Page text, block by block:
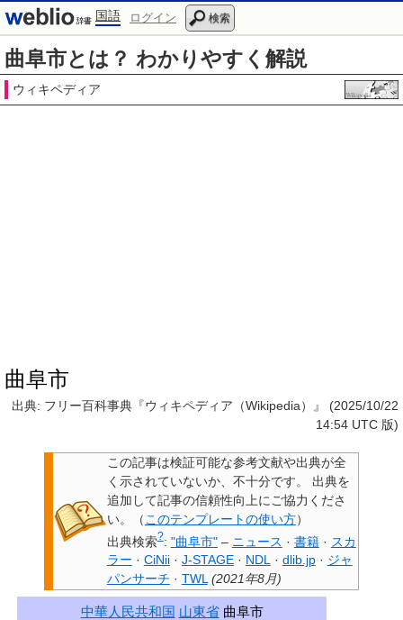
国語 ログイン 検索
曲阜市とは？ わかりやすく解説
ウィキペディア
曲阜市
出典: フリー百科事典『ウィキペディア（Wikipedia）』 (2025/10/22
14:54 UTC 版)
この記事は検証可能な参考文献や出典が全
く示されていないか、不十分です。
出典を
追加して記事の信頼性向上にご協力くださ
い。
（ このテンプレートの使い方）
出典検索?: "曲阜市"– ニュース · 書籍 · スカ
ラー · CiNii · J-STAGE · NDL · dlib.jp · ジャ
パンサーチ · TWL (2021年8月)
中華人民共和国 山東省 曲阜市